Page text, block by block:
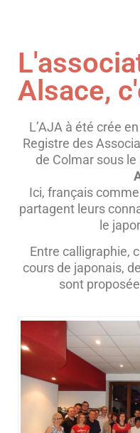
Alsace,
L’AJA à été crée
Registre des
de Colmar sous le
Ici, français
partagent leurs
le
Entre calligraphie,
cours de japonais,
sont